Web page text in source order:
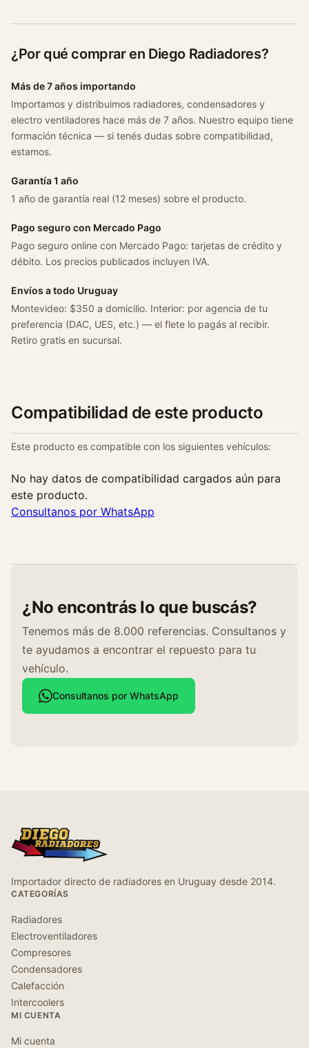
E
o
p
o
r
t
1
.
ñ
o
2
0
5
-
2
2
R
e
o
n
¿Por qué comprar en Diego Radiadores?
Más de 7 años importando
Importamos y distribuimos radiadores, condensadores y
electro ventiladores hace más de 7 años. Nuestro equipo tiene
formación técnica — si tenés dudas sobre compatibilidad,
estamos.
Garantía 1 año
1 año de garantía real (12 meses) sobre el producto.
Pago seguro con Mercado Pago
Pago seguro online con Mercado Pago: tarjetas de crédito y
débito. Los precios publicados incluyen IVA.
Envíos a todo Uruguay
Montevideo: $350 a domicilio. Interior: por agencia de tu
preferencia (DAC, UES, etc.) — el flete lo pagás al recibir.
Retiro gratis en sucursal.
Compatibilidad de este producto
Este producto es compatible con los siguientes vehículos:
No hay datos de compatibilidad cargados aún para
este producto.
Consultanos por WhatsApp
¿No encontrás lo que buscás?
Tenemos más de 8.000 referencias. Consultanos y
te ayudamos a encontrar el repuesto para tu
vehículo.
Consultanos por WhatsApp
Importador directo de radiadores en Uruguay desde 2014.
CATEGORÍAS
Radiadores
Electroventiladores
Compresores
Condensadores
Calefacción
Intercoolers
MI CUENTA
Mi cuenta